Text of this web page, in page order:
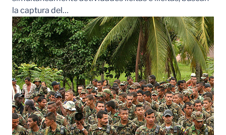
la captura del…